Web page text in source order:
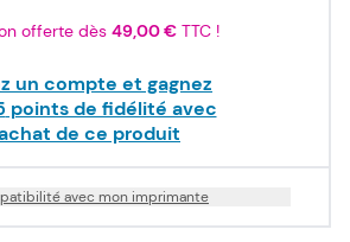
offerte dès 49,00 €TTC !
un compte et gagnez
points de fidélité avec
de ce produit
avec mon imprimante